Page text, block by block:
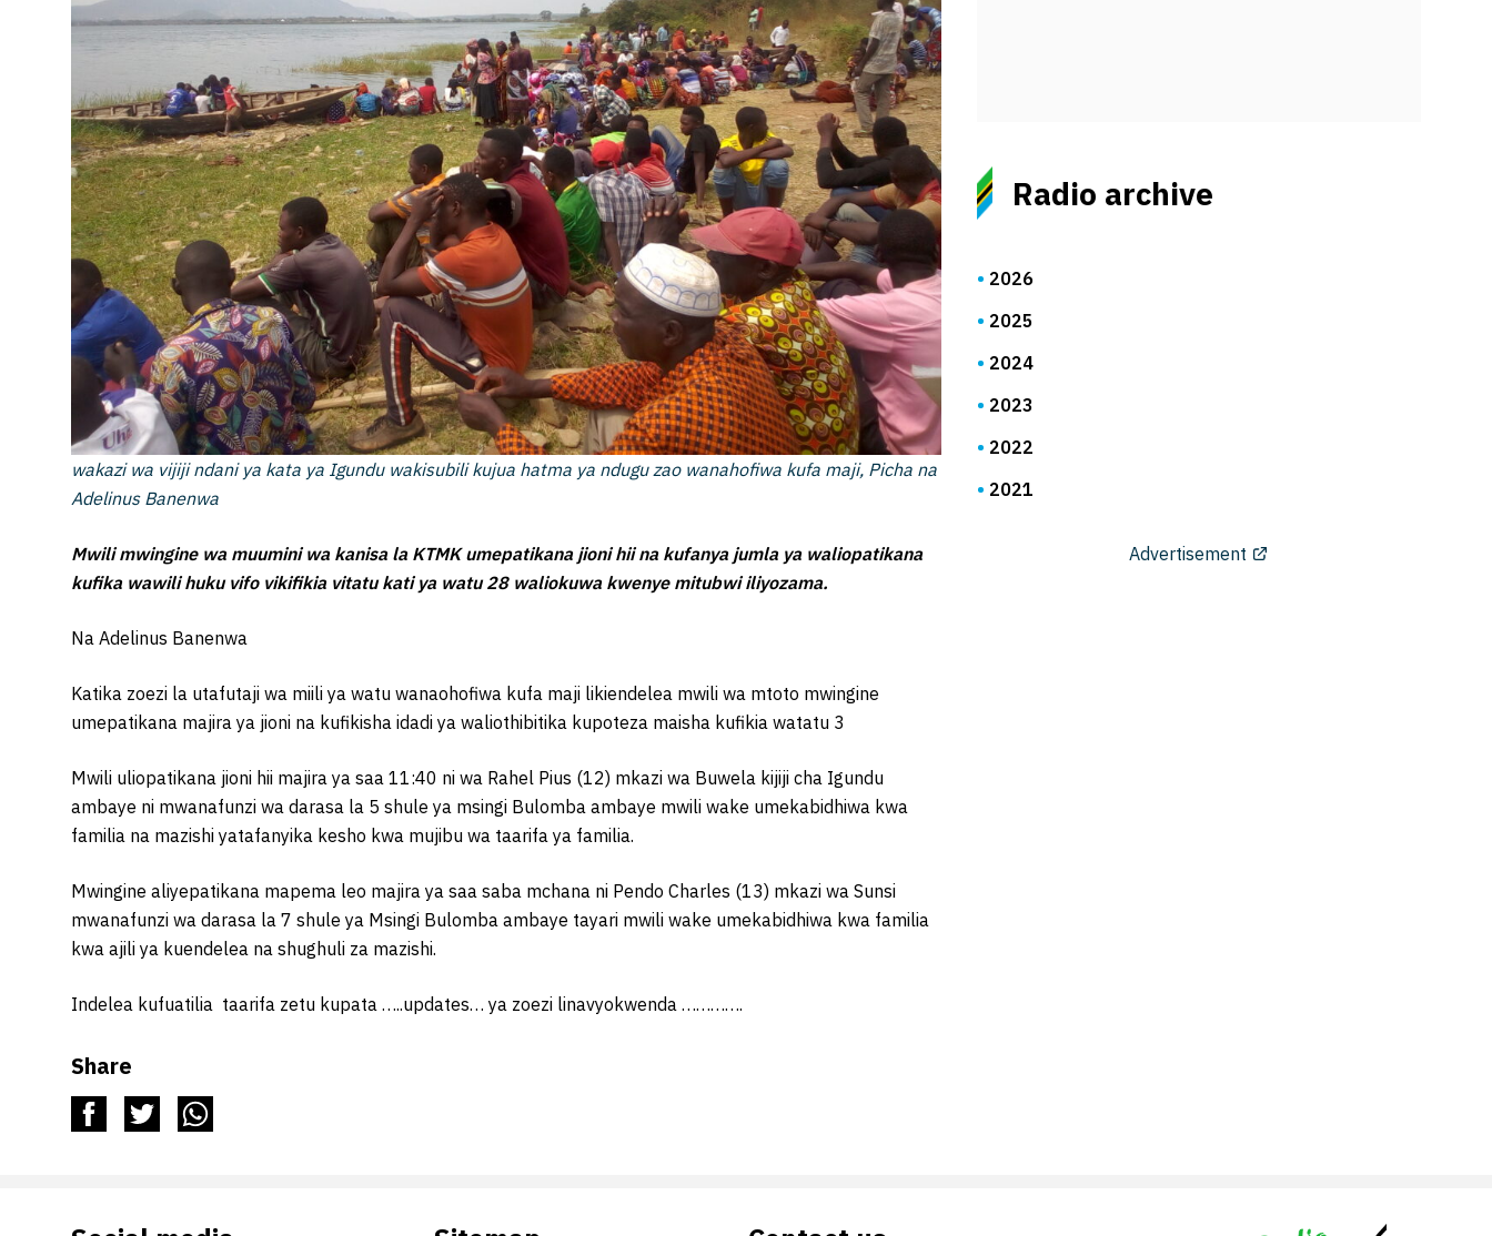
wakazi wa vijiji ndani ya kata ya Igundu wakisubili kujua hatma ya ndugu zao wanahofiwa kufa maji, Picha na
Adelinus Banenwa
Mwili mwingine wa muumini wa kanisa la KTMK umepatikana jioni hii na kufanya jumla ya waliopatikana
kufika wawili huku vifo vikifikia vitatu kati ya watu 28 waliokuwa kwenye mitubwi iliyozama.
Na Adelinus Banenwa
Katika zoezi la utafutaji wa miili ya watu wanaohofiwa kufa maji likiendelea mwili wa mtoto mwingine
umepatikana majira ya jioni na kufikisha idadi ya waliothibitika kupoteza maisha kufikia watatu 3
Mwili uliopatikana jioni hii majira ya saa 11:40 ni wa Rahel Pius (12) mkazi wa Buwela kijiji cha Igundu
ambaye ni mwanafunzi wa darasa la 5 shule ya msingi Bulomba ambaye mwili wake umekabidhiwa kwa
familia na mazishi yatafanyika kesho kwa mujibu wa taarifa ya familia.
Mwingine aliyepatikana mapema leo majira ya saa saba mchana ni Pendo Charles (13) mkazi wa Sunsi
mwanafunzi wa darasa la 7 shule ya Msingi Bulomba ambaye tayari mwili wake umekabidhiwa kwa familia
kwa ajili ya kuendelea na shughuli za mazishi.
Indelea kufuatilia taarifa zetu kupata …..updates… ya zoezi linavyokwenda ………….
Share
Radio archive
2026
2025
2024
2023
2022
2021
Advertisement